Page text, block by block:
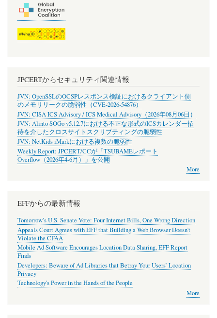
JPCERTからセキュリティ関連情報
JVN: OpenSSLのOCSPレスポンス検証におけるクライアント側
のメモリリークの脆弱性（CVE-2026-54876）
JVN: CISA ICS Advisory / ICS Medical Advisory（2026年08月06日）
JVN: Alinto SOGo v5.12.7における不正な形式のICSカレンダー招
待を介したクロスサイトスクリプティングの脆弱性
JVN: NetKids iMarkにおける複数の脆弱性
Weekly Report: JPCERT/CCが「TSUBAMEレポート
Overflow（2026年4-6月）」を公開
More
EFFからの最新情報
Tomorrow’s U.S. Senate Vote: Four Internet Bills, One Wrong Direction
Appeals Court Agrees with EFF that Building a Web Browser Doesn’t
Violate the CFAA
Mobile Ad Software Encourages Location Data Sharing, EFF Report
Finds
Developers: Beware of Ad Libraries that Betray Your Users’ Location
Privacy
Technology's Power in the Hands of the People
More